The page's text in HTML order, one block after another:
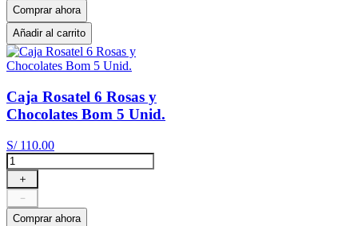
Comprar ahora
Añadir al carrito
Caja Rosatel 6 Rosas y
Chocolates Bom 5 Unid.
S/ 110.00
＋
－
Comprar ahora